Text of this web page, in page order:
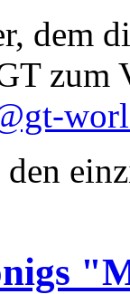
dem
zum